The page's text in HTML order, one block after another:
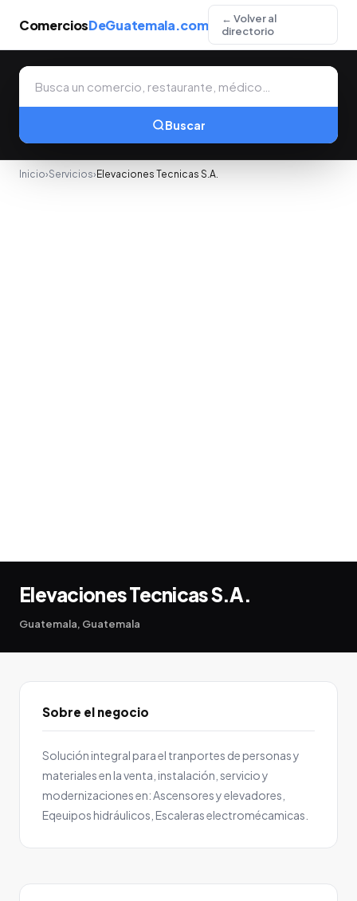
ComerciosDeGuatemala.com
← Volver al
directorio
Buscar
Inicio›Servicios› Elevaciones Tecnicas S.A.
Elevaciones Tecnicas S.A.
Guatemala, Guatemala
Sobre el negocio
Solución integral para el tranportes de personas y
materiales en la venta, instalación, servicio y
modernizaciones en: Ascensores y elevadores,
Eqeuipos hidráulicos, Escaleras electromécamicas.